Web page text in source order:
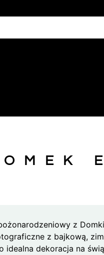
z
z bajkową,
idealna dekoracja na